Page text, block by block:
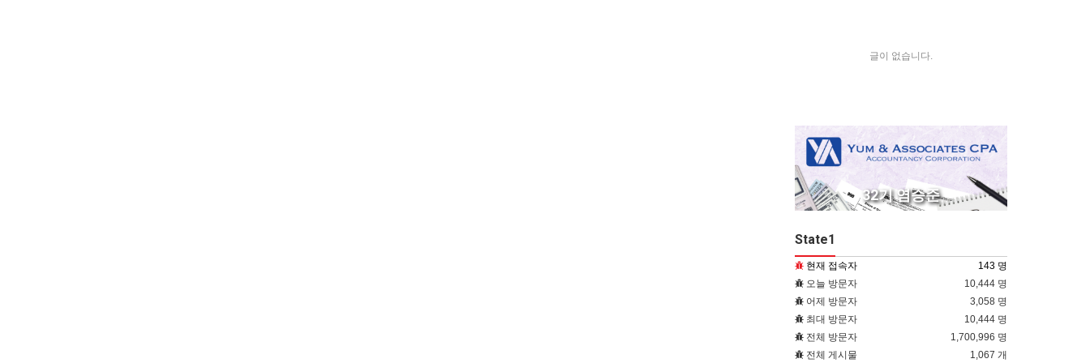
글이 없습니다.
32기 염승준
State1
현재 접속자
143 명
오늘 방문자
10,444 명
어제 방문자
3,058 명
최대 방문자
10,444 명
전체 방문자
1,700,996 명
전체 게시물
1,067 개